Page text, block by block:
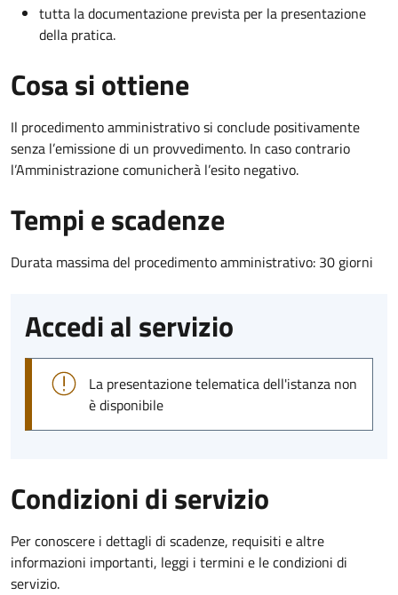
tutta la documentazione prevista per la presentazione
della pratica.
Cosa si ottiene
Il procedimento amministrativo si conclude positivamente
senza l’emissione di un provvedimento. In caso contrario
l’Amministrazione comunicherà l’esito negativo.
Tempi e scadenze
Durata massima del procedimento amministrativo: 30 giorni
Accedi al servizio
La presentazione telematica dell'istanza non
è disponibile
Condizioni di servizio
Per conoscere i dettagli di scadenze, requisiti e altre
informazioni importanti, leggi i termini e le condizioni di
servizio.